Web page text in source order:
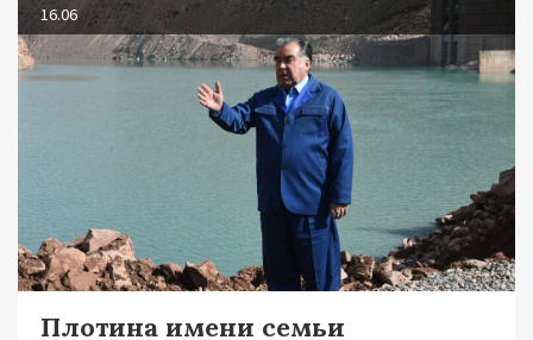
16.06
Плотина имени семьи